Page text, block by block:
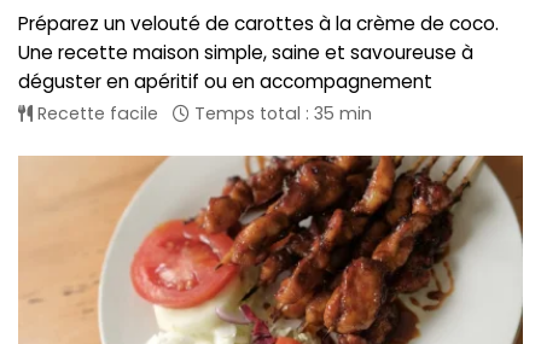
Préparez un velouté de carottes à la crème de coco.
Une recette maison simple, saine et savoureuse à
déguster en apéritif ou en accompagnement
Recette facile Temps total : 35 min